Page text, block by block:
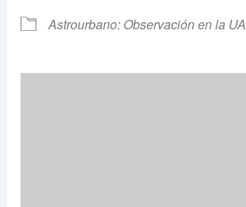
Astrourbano: Observación en la UA